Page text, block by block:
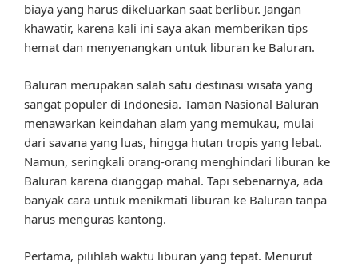
biaya yang harus dikeluarkan saat berlibur. Jangan
khawatir, karena kali ini saya akan memberikan tips
hemat dan menyenangkan untuk liburan ke Baluran.
Baluran merupakan salah satu destinasi wisata yang
sangat populer di Indonesia. Taman Nasional Baluran
menawarkan keindahan alam yang memukau, mulai
dari savana yang luas, hingga hutan tropis yang lebat.
Namun, seringkali orang-orang menghindari liburan ke
Baluran karena dianggap mahal. Tapi sebenarnya, ada
banyak cara untuk menikmati liburan ke Baluran tanpa
harus menguras kantong.
Pertama, pilihlah waktu liburan yang tepat. Menurut